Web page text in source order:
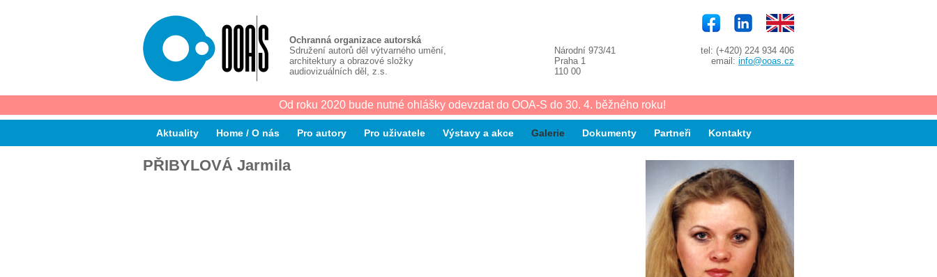
Ochranná organizace autorská
Sdružení autorů děl výtvarného umění,
architektury a obrazové složky
audiovizuálních děl, z.s.
Národní 973/41
Praha 1
110 00
tel: (+420) 224 934 406
email: info@ooas.cz
Od roku 2020 bude nutné ohlášky odevzdat do OOA-S do 30. 4. běžného roku!
Aktuality Home / O nás Pro autory Pro uživatele Výstavy a akce Galerie Dokumenty Partneři Kontakty
PŘIBYLOVÁ Jarmila